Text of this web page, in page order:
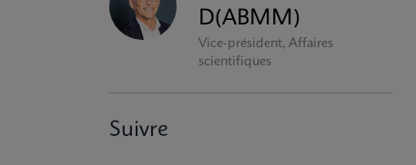
D(ABMM)
Vice-président, Affaires
scientifiques
Suivre